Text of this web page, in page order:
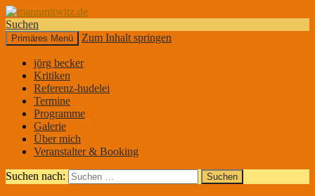
mannmitwitz.de
Suchen
Primäres Menü Zum Inhalt springen
jörg becker
Kritiken
Referenz-hudelei
Termine
Programme
Galerie
Über mich
Veranstalter & Booking
Suchen nach: